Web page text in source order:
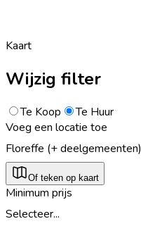
Kaart
Wijzig filter
Te Koop
Te Huur
Voeg een locatie toe
Floreffe (+ deelgemeenten)
Of teken op kaart
Minimum prijs
Selecteer...